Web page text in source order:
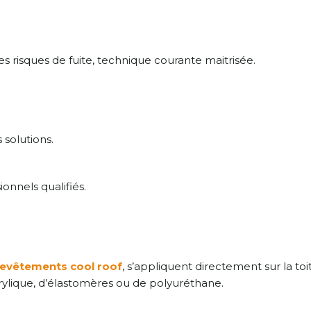
risques de fuite, technique courante maitrisée.
solutions.
qualifiés.
cool roof, s’appliquent directement sur la
d’élastomères ou de polyuréthane.